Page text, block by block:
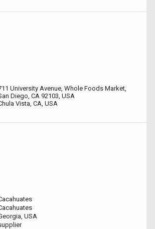
University Avenue, Whole Foods Market,
Diego, CA 92103, USA
Vista, CA, USA
USA